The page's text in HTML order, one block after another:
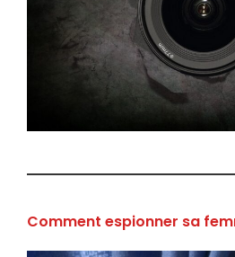
Comment espionner sa